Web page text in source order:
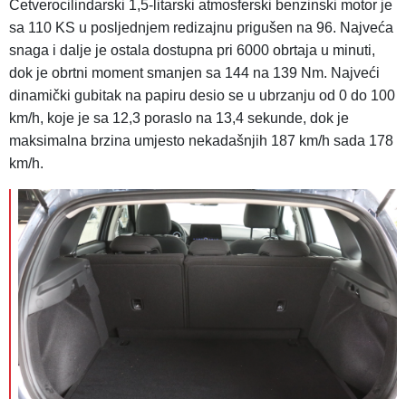
Četverocilindarski 1,5-litarski atmosferski benzinski motor je
sa 110 KS u posljednjem redizajnu prigušen na 96. Najveća
snaga i dalje je ostala dostupna pri 6000 obrtaja u minuti,
dok je obrtni moment smanjen sa 144 na 139 Nm. Najveći
dinamički gubitak na papiru desio se u ubrzanju od 0 do 100
km/h, koje je sa 12,3 poraslo na 13,4 sekunde, dok je
maksimalna brzina umjesto nekadašnjih 187 km/h sada 178
km/h.